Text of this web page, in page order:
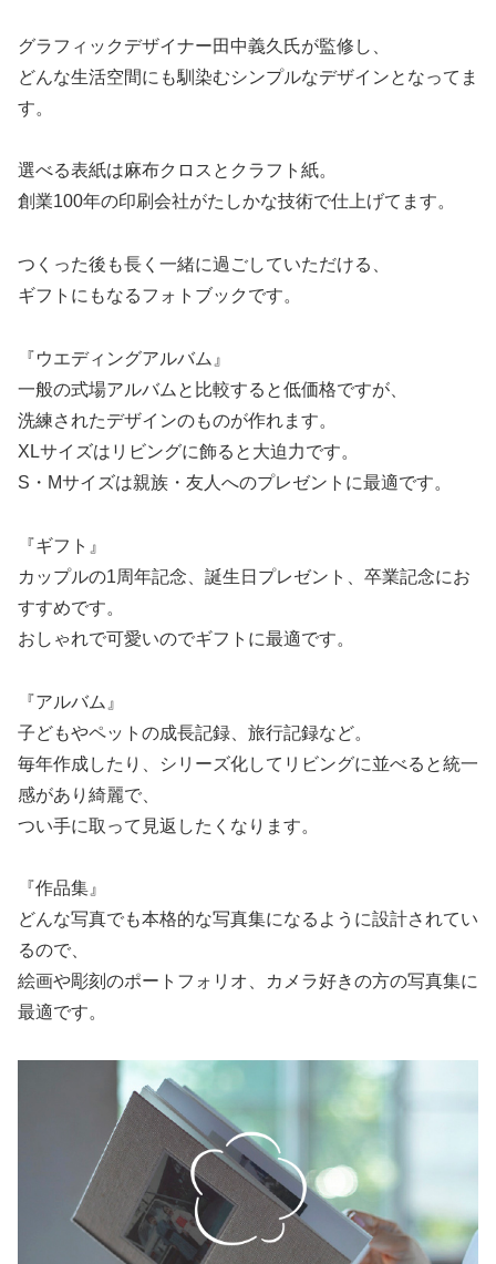
グラフィックデザイナー田中義久氏が監修し、
どんな生活空間にも馴染むシンプルなデザインとなってま
す。
選べる表紙は麻布クロスとクラフト紙。
創業100年の印刷会社がたしかな技術で仕上げてます。
つくった後も長く一緒に過ごしていただける、
ギフトにもなるフォトブックです。
『ウエディングアルバム』
一般の式場アルバムと比較すると低価格ですが、
洗練されたデザインのものが作れます。
XLサイズはリビングに飾ると大迫力です。
S・Mサイズは親族・友人へのプレゼントに最適です。
『ギフト』
カップルの1周年記念、誕生日プレゼント、卒業記念にお
すすめです。
おしゃれで可愛いのでギフトに最適です。
『アルバム』
子どもやペットの成長記録、旅行記録など。
毎年作成したり、シリーズ化してリビングに並べると統一
感があり綺麗で、
つい手に取って見返したくなります。
『作品集』
どんな写真でも本格的な写真集になるように設計されてい
るので、
絵画や彫刻のポートフォリオ、カメラ好きの方の写真集に
最適です。